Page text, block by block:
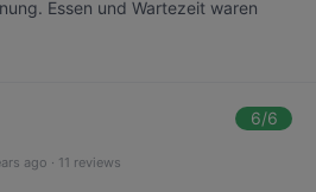
Essen und Wartezeit waren
6/6
ago · 11 reviews